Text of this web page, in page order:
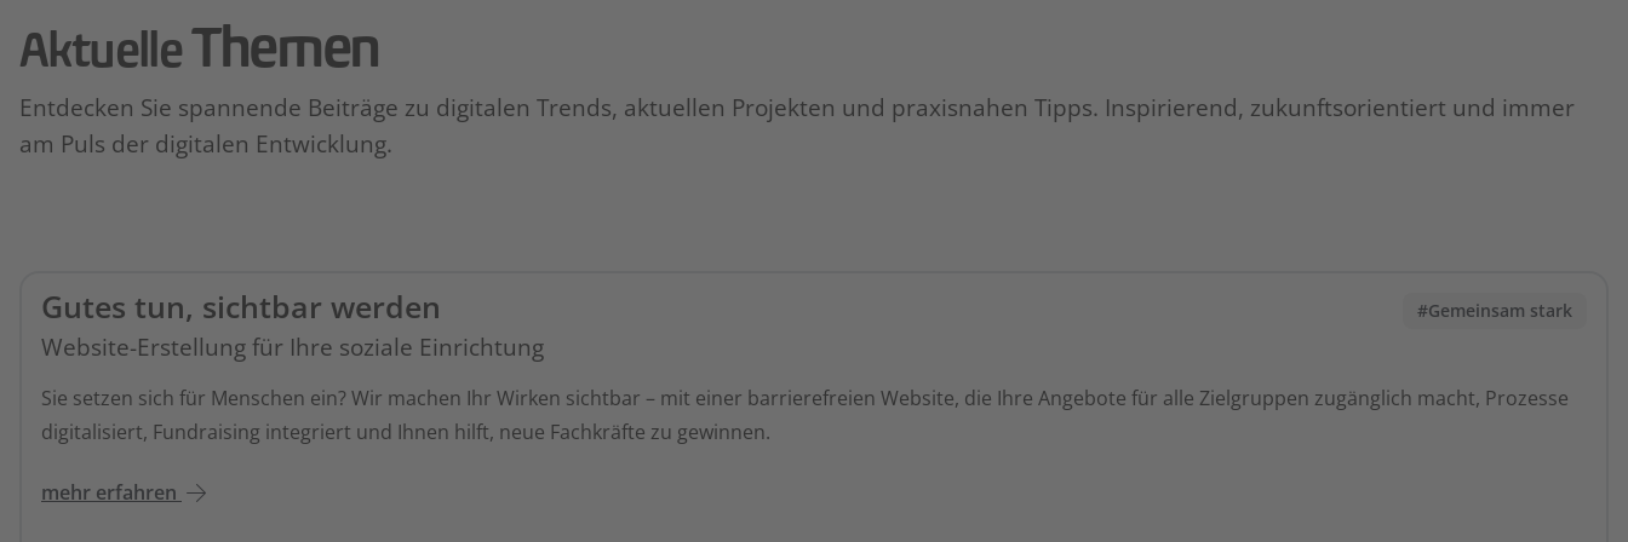
AktuelleThemen
Entdecken Sie spannende Beiträge zu digitalen Trends, aktuellen Projekten und praxisnahen Tipps. Inspirierend, zukunftsorientiert und immer
am Puls der digitalen Entwicklung.
#Gemeinsam stark
Gutes tun, sichtbar werden
Website-Erstellung für Ihre soziale Einrichtung
Sie setzen sich für Menschen ein? Wir machen Ihr Wirken sichtbar – mit einer barrierefreien Website, die Ihre Angebote für alle Zielgruppen zugänglich macht, Prozesse
digitalisiert, Fundraising integriert und Ihnen hilft, neue Fachkräfte zu gewinnen.
mehr erfahren